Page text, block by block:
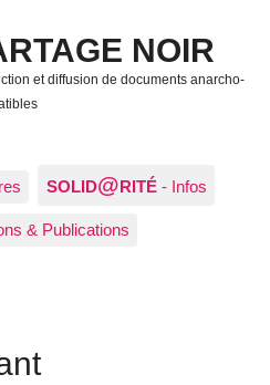
NOIR
et diffusion de documents anarcho-
SOLID@RITÉ - Infos
& Publications